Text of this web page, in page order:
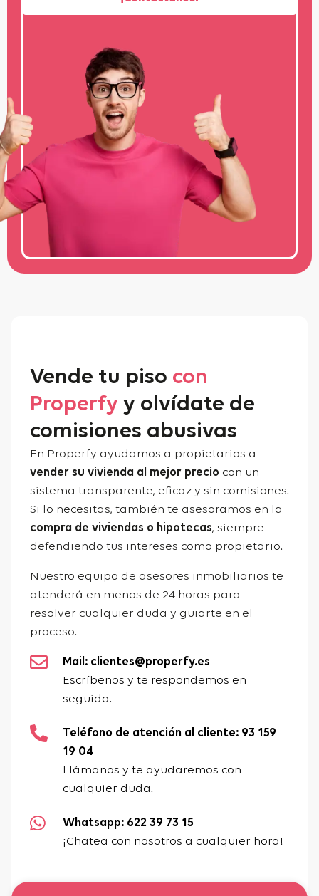
Vende tu piso con
Properfy y olvídate de
comisiones abusivas
En Properfy ayudamos a propietarios a
vender su vivienda al mejor precio con un
sistema transparente, eficaz y sin comisiones.
Si lo necesitas, también te asesoramos en la
compra de viviendas o hipotecas, siempre
defendiendo tus intereses como propietario.
Nuestro equipo de asesores inmobiliarios te
atenderá en menos de 24 horas para
resolver cualquier duda y guiarte en el
proceso.
Mail: clientes@properfy.es
Escríbenos y te respondemos en
seguida.
Teléfono de atención al cliente: 93 159
19 04
Llámanos y te ayudaremos con
cualquier duda.
Whatsapp: 622 39 73 15
¡Chatea con nosotros a cualquier hora!